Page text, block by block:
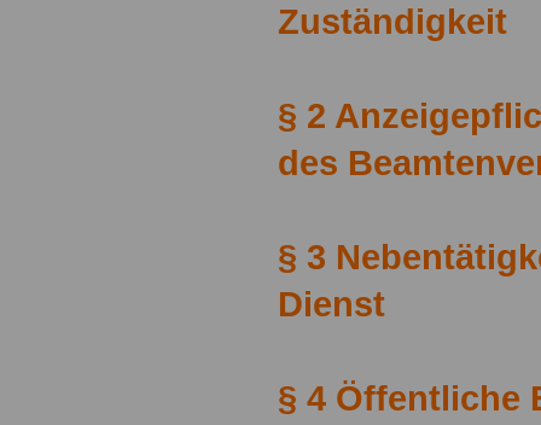
Zuständigkeit
§ 2
des
§ 3
Dienst
§ 4 Öffentliche